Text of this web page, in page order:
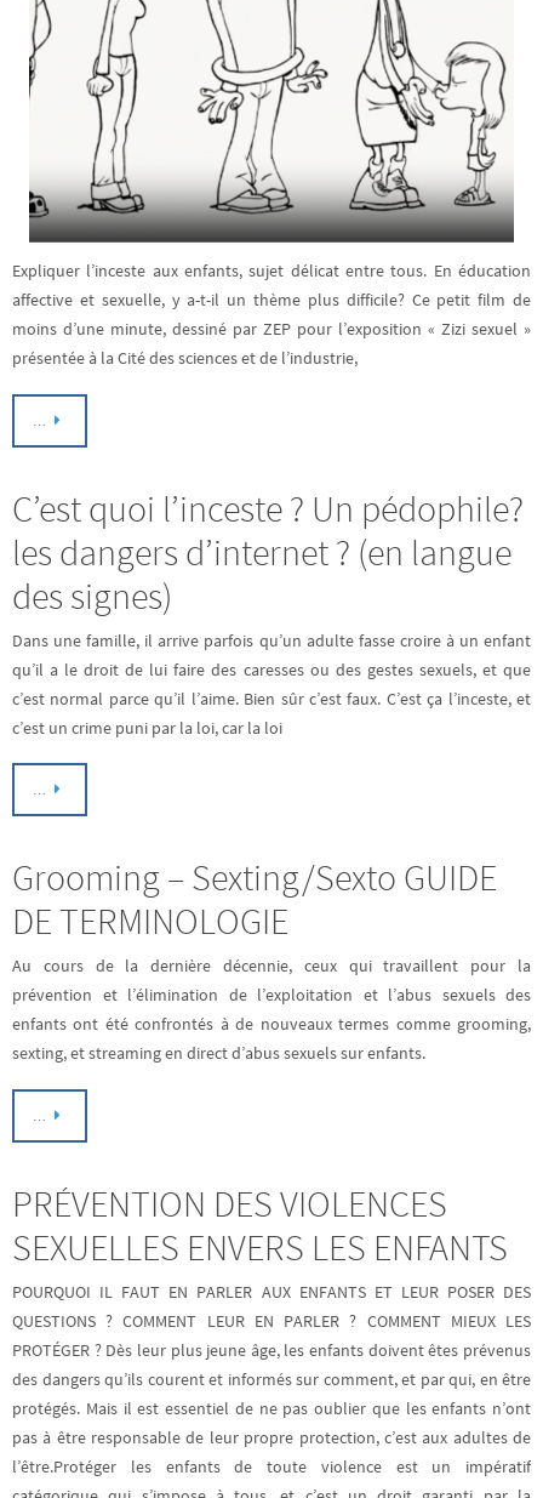
Expliquer l’inceste aux enfants, sujet délicat entre tous. En éducation
affective et sexuelle, y a-t-il un thème plus difficile? Ce petit film de
moins d’une minute, dessiné par ZEP pour l’exposition « Zizi sexuel »
présentée à la Cité des sciences et de l’industrie,
C’est quoi l’inceste ? Un pédophile?
les dangers d’internet ? (en langue
des signes)
Dans une famille, il arrive parfois qu’un adulte fasse croire à un enfant
qu’il a le droit de lui faire des caresses ou des gestes sexuels, et que
c’est normal parce qu’il l’aime. Bien sûr c’est faux. C’est ça l’inceste, et
c’est un crime puni par la loi, car la loi
…
Grooming – Sexting/Sexto GUIDE
DE TERMINOLOGIE
Au cours de la dernière décennie, ceux qui travaillent pour la
prévention et l’élimination de l’exploitation et l’abus sexuels des
enfants ont été confrontés à de nouveaux termes comme grooming,
sexting, et streaming en direct d’abus sexuels sur enfants.
PRÉVENTION DES VIOLENCES
SEXUELLES ENVERS LES ENFANTS
POURQUOI IL FAUT EN PARLER AUX ENFANTS ET LEUR POSER DES
QUESTIONS ? COMMENT LEUR EN PARLER ? COMMENT MIEUX LES
PROTÉGER ? Dès leur plus jeune âge, les enfants doivent êtes prévenus
des dangers qu’ils courent et informés sur comment, et par qui, en être
protégés. Mais il est essentiel de ne pas oublier que les enfants n’ont
pas à être responsable de leur propre protection, c’est aux adultes de
l’être.Protéger les enfants de toute violence est un impératif